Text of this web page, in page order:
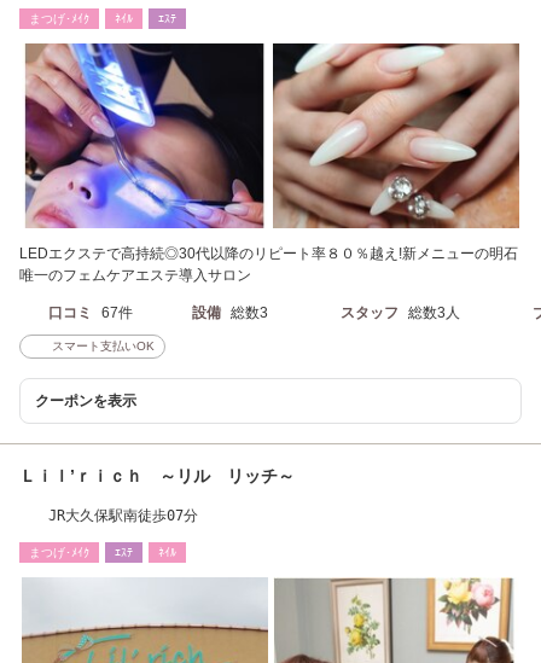
まつげ･ﾒｲｸ ﾈｲﾙ ｴｽﾃ
LEDエクステで高持続◎30代以降のリピート率８０％越え!新メニューの明石
唯一のフェムケアエステ導入サロン
口コミ 67件 設備 総数3 スタッフ 総数3人
スマート支払いOK
クーポンを表示
Ｌｉｌ’ｒｉｃｈ ～リル リッチ～
JR大久保駅南徒歩07分
まつげ･ﾒｲｸ ｴｽﾃ ﾈｲﾙ